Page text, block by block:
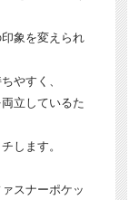
象を変えられ
やすく、
立しているた
します。
スナーポケッ